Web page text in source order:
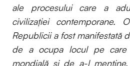
ale procesului care a
civilizației contemporane.
Republicii a fost manifestată
de a ocupa locul pe
mondială și de a-l